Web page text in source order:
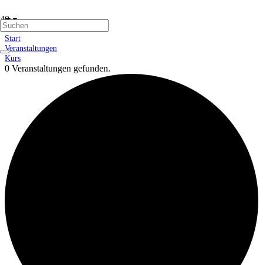
Kurs
Start
Veranstaltungen
Kurs
0 Veranstaltungen gefunden.